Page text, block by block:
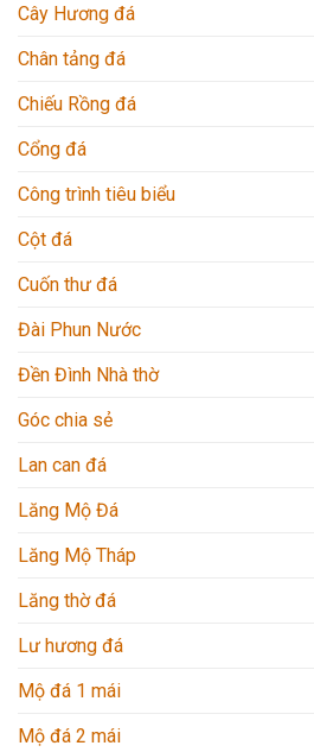
Cây Hương đá
Chân tảng đá
Chiếu Rồng đá
Cổng đá
Công trình tiêu biểu
Cột đá
Cuốn thư đá
Đài Phun Nước
Đền Đình Nhà thờ
Góc chia sẻ
Lan can đá
Lăng Mộ Đá
Lăng Mộ Tháp
Lăng thờ đá
Lư hương đá
Mộ đá 1 mái
Mộ đá 2 mái